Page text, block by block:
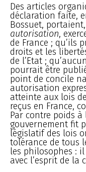
Des articles
déclaration faite,
Bossuet,
autorisation,
de France ; qu’ils
droits et les
de l’Etat ;
pourrait être
point de concile
autorisation
atteinte aux lois
reçus en France,
Par contre poids
gouvernement fit
législatif des lois
tolérance de tous
les philosophes :
avec l’esprit de